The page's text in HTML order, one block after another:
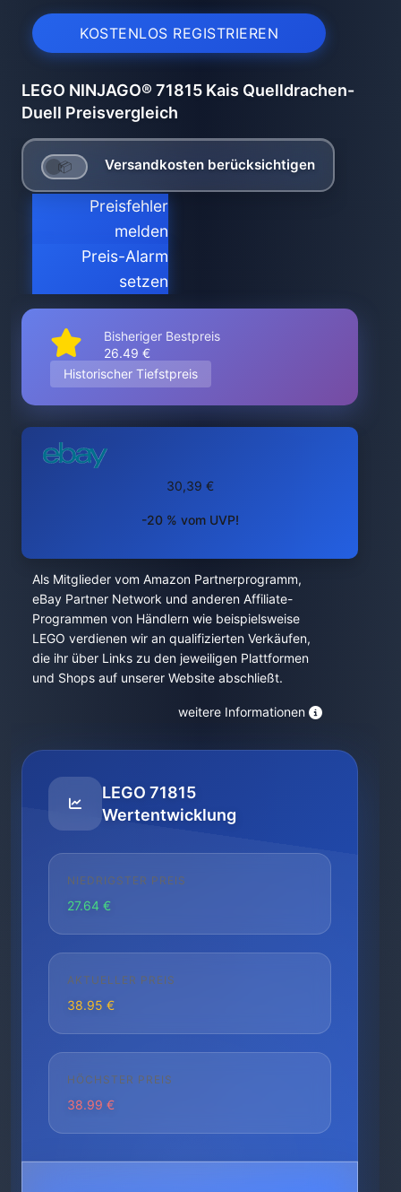
KOSTENLOS REGISTRIEREN
LEGO NINJAGO® 71815 Kais Quelldrachen-
Duell Preisvergleich
Versandkosten berücksichtigen
Preisfehler
melden
Preis-Alarm
setzen
Bisheriger Bestpreis
26.49 €
Historischer Tiefstpreis
30,39 €
-20 % vom UVP!
Als Mitglieder vom Amazon Partnerprogramm,
eBay Partner Network und anderen Affiliate-
Programmen von Händlern wie beispielsweise
LEGO verdienen wir an qualifizierten Verkäufen,
die ihr über Links zu den jeweiligen Plattformen
und Shops auf unserer Website abschließt.
weitere Informationen
LEGO 71815
Wertentwicklung
NIEDRIGSTER PREIS
27.64 €
AKTUELLER PREIS
38.95 €
HÖCHSTER PREIS
38.99 €